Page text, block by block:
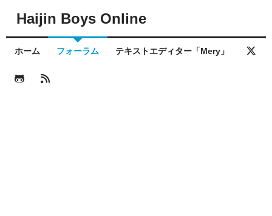
Haijin Boys Online
ホーム フォーラム テキストエディター「Mery」